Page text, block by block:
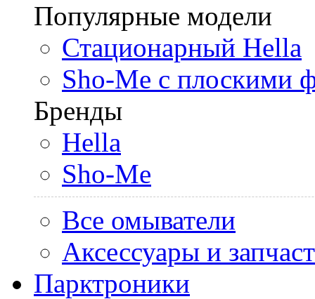
Популярные модели
Стационарный Hella
Sho-Me с плоскими
Бренды
Hella
Sho-Me
Все омыватели
Аксессуары и
Парктроники